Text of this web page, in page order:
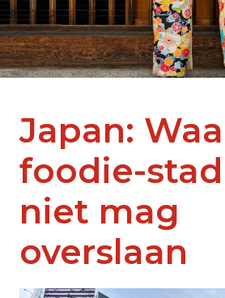
Japan:
foodie-
niet mag
overslaan